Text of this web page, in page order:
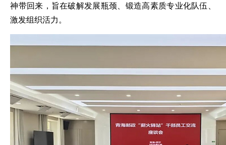
神带回来，旨在破解发展瓶颈、锻造高素质专业化队伍、
激发组织活力。